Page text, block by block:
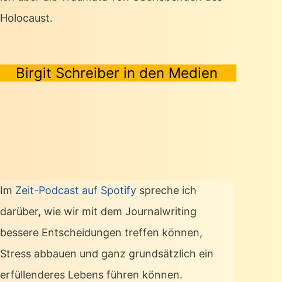
Holocaust.
Birgit Schreiber in den Medien
Im Zeit-Podcast auf Spotify spreche ich
darüber, wie wir mit dem Journalwriting
bessere Entscheidungen treffen können,
Stress abbauen und ganz grundsätzlich ein
erfüllenderes Lebens führen können.